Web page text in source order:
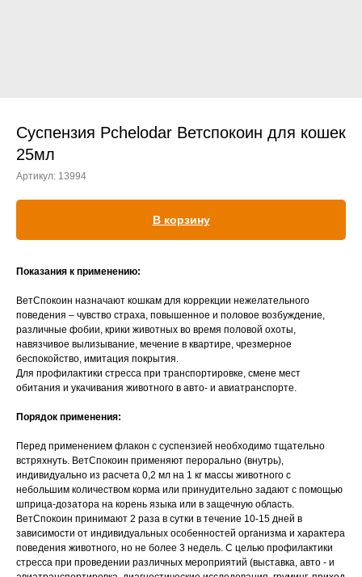
Лечение шиншилл
Вакцинация хорьков
Суспензия Pchelodar Ветспокоин для кошек
25мл
Артикул: 13994
В корзину
Показания к применению:
ВетСпокоин назначают кошкам для коррекции нежелательного
поведения – чувство страха, повышенное и половое возбуждение,
различные фобии, крики животных во время половой охоты,
навязчивое вылизывание, мечение в квартире, чрезмерное
беспокойство, имитация покрытия.
Для профилактики стресса при транспортировке, смене мест
обитания и укачивания животного в авто- и авиатранспорте.
Порядок применения:
Перед применением флакон с суспензией необходимо тщательно
встряхнуть. ВетСпокоин применяют перорально (внутрь),
индивидуально из расчета 0,2 мл на 1 кг массы животного с
небольшим количеством корма или принудительно задают с помощью
шприца-дозатора на корень языка или в защечную область.
ВетСпокоин принимают 2 раза в сутки в течение 10-15 дней в
зависимости от индивидуальных особенностей организма и характера
поведения животного, но не более 3 недель. С целью профилактики
стресса при проведении различных мероприятий (выставка, авто - и